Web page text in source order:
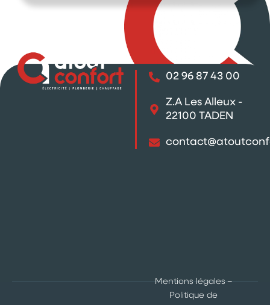
02 96 87 43 00
Z.A Les Alleux -
22100 TADEN
Mentions légales–
Politique de